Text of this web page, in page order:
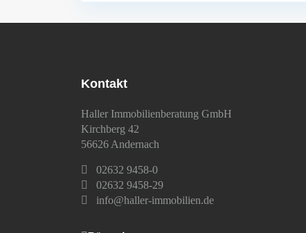
Kontakt
Haller Immobilienberatung GmbH
Kirchberg 42
56626 Andernach
02632 9458-0
02632 9458-29
info@haller-immobilien.de